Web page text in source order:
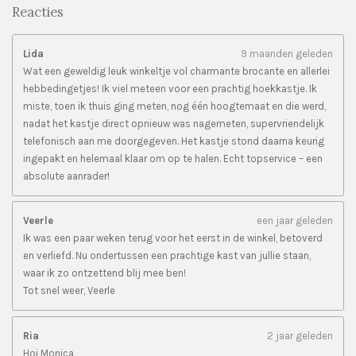
Reacties
Lida
9 maanden geleden
Wat een geweldig leuk winkeltje vol charmante brocante en allerlei
hebbedingetjes! Ik viel meteen voor een prachtig hoekkastje. Ik
miste, toen ik thuis ging meten, nog één hoogtemaat en die werd,
nadat het kastje direct opnieuw was nagemeten, supervriendelijk
telefonisch aan me doorgegeven. Het kastje stond daarna keurig
ingepakt en helemaal klaar om op te halen. Echt topservice – een
absolute aanrader!
Veerle
een jaar geleden
Ik was een paar weken terug voor het eerst in de winkel, betoverd
en verliefd. Nu ondertussen een prachtige kast van jullie staan,
waar ik zo ontzettend blij mee ben!
Tot snel weer, Veerle
Ria
2 jaar geleden
Hoi Monica,